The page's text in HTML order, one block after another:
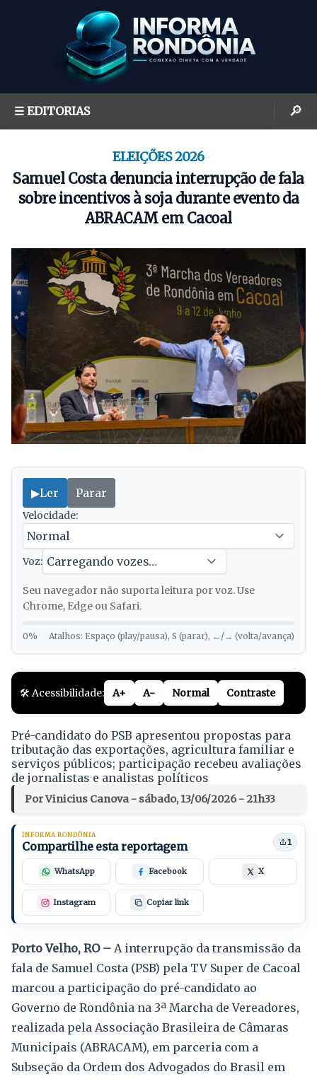
☰ EDITORIAS 🔎
ELEIÇÕES 2026
Samuel Costa denuncia interrupção de fala
sobre incentivos à soja durante evento da
ABRACAM em Cacoal
▶Ler Parar
Velocidade:
Voz:
Seu navegador não suporta leitura por voz. Use
Chrome, Edge ou Safari.
0% Atalhos: Espaço (play/pausa), S (parar), ←/→ (volta/avança)
🛠️ Acessibilidade: A+ A- Normal Contraste
Pré-candidato do PSB apresentou propostas para
tributação das exportações, agricultura familiar e
serviços públicos; participação recebeu avaliações
de jornalistas e analistas políticos
Por Vinicius Canova - sábado, 13/06/2026 - 21h33
INFORMA RONDÔNIA
Compartilhe esta reportagem 1
WhatsApp Facebook X
Instagram Copiar link
Porto Velho, RO – A interrupção da transmissão da
fala de Samuel Costa (PSB) pela TV Super de Cacoal
marcou a participação do pré-candidato ao
Governo de Rondônia na 3ª Marcha de Vereadores,
realizada pela Associação Brasileira de Câmaras
Municipais (ABRACAM), em parceria com a
Subseção da Ordem dos Advogados do Brasil em